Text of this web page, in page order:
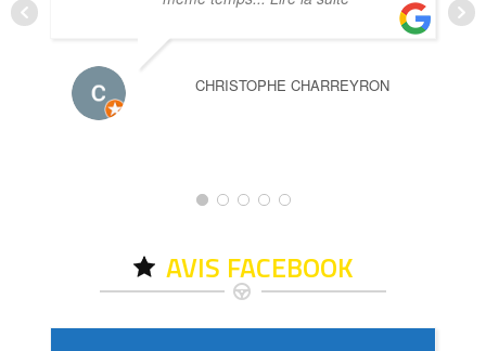
CHRISTOPHE CHARREYRON
AVIS FACEBOOK